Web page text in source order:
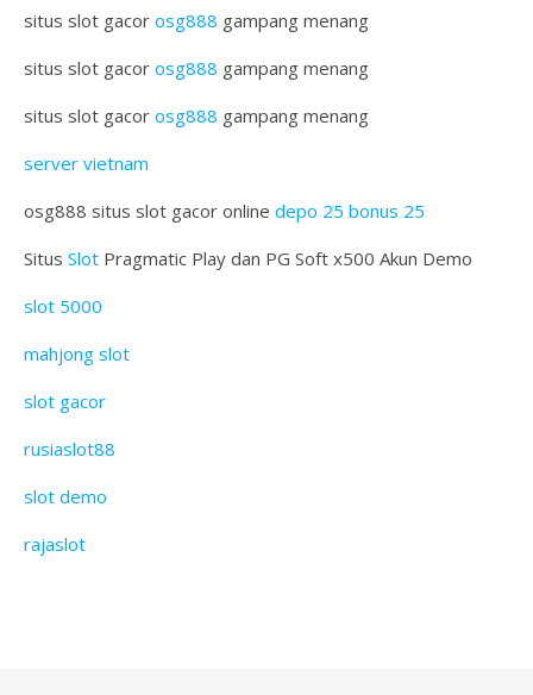
situs slot gacor osg888 gampang menang
situs slot gacor osg888 gampang menang
situs slot gacor osg888 gampang menang
server vietnam
osg888 situs slot gacor online depo 25 bonus 25
Situs Slot Pragmatic Play dan PG Soft x500 Akun Demo
slot 5000
mahjong slot
slot gacor
rusiaslot88
slot demo
rajaslot